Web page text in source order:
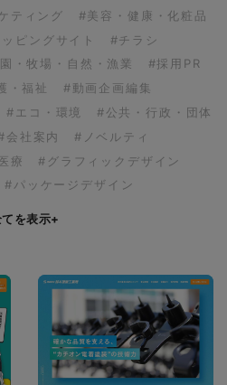
ティング
#美容・健康・化粧品
ピングサイト
#チラシ
・牧場・自然・漁業
#採用PR
・福祉
#動画企画編集
#エコ・環境
#公共・行政・団体
会社案内
#ノベルティ
療
#グラフィックデザイン
#パッケージデザイン
を表示+